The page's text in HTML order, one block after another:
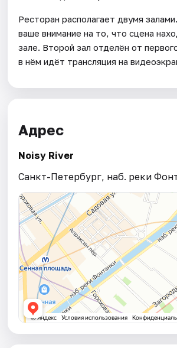
Ресторан располагает двумя
ваше внимание на то, что сцена
зале. Второй зал отделён от
в нём идёт трансляция на
Адрес
Noisy River
Санкт-Петербург, наб. реки